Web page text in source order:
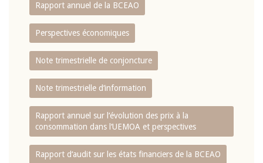
Rapport annuel de la BCEAO
Perspectives économiques
Note trimestrielle de conjoncture
Note trimestrielle d‘information
Rapport annuel sur l‘évolution des prix à la
consommation dans l‘UEMOA et perspectives
Rapport d‘audit sur les états financiers de la BCEAO